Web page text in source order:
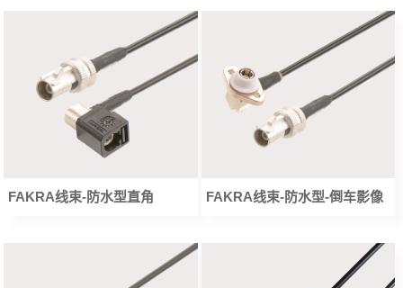
FAKRA线束-防水型直角 FAKRA线束-防水型-倒车影像